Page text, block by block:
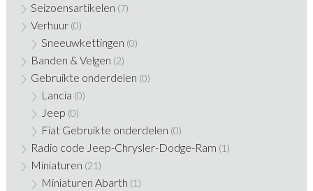
Seizoensartikelen (7)
Verhuur (0)
Sneeuwkettingen (0)
Banden & Velgen (2)
Gebruikte onderdelen (0)
Lancia (0)
Jeep (0)
Fiat Gebruikte onderdelen (0)
Radio code Jeep-Chrysler-Dodge-Ram (1)
Miniaturen (21)
Miniaturen Abarth (1)